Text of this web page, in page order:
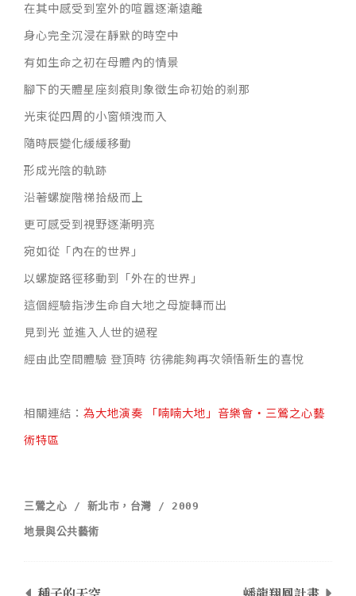
在其中感受到室外的喧囂逐漸遠離
身心完全沉浸在靜默的時空中
有如生命之初在母體內的情景
腳下的天體星座刻痕則象徵生命初始的剎那
光束從四周的小窗傾洩而入
隨時辰變化緩緩移動
形成光陰的軌跡
沿著螺旋階梯拾級而上
更可感受到視野逐漸明亮
宛如從「內在的世界」
以螺旋路徑移動到「外在的世界」
這個經驗指涉生命自大地之母旋轉而出
見到光 並進入人世的過程
經由此空間體驗 登頂時 彷彿能夠再次領悟新生的喜悅
相關連結： 為大地演奏 「喃喃大地」音樂會・三鶯之心藝
術特區
三鶯之心 / 新北市，台灣 / 2009
地景與公共藝術